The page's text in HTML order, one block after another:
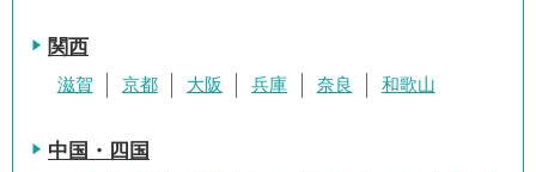
関西
滋賀 京都 大阪 兵庫 奈良 和歌山
中国・四国